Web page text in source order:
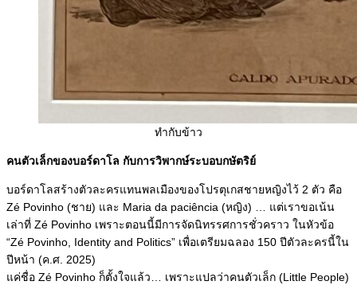
ทำกับข้าว
คนตัวเล็กของบอร์ดาโล กับการวิพากษ์ระบอบกษัตริย์
บอร์ดาโลสร้างตัวละครแทนพลเมืองของโปรตุเกสชายหญิงไว้ 2 ตัว คือ
Zé Povinho (ชาย) และ Maria da paciência (หญิง) … แต่เราขอเน้น
เล่าที่ Zé Povinho เพราะตอนนี้มีการจัดนิทรรศการชั่วคราว ในหัวข้อ
“Zé Povinho, Identity and Politics” เพื่อเตรียมฉลอง 150 ปีตัวละครนี้ใน
ปีหน้า (ค.ศ. 2025)
แค่ชื่อ Zé Povinho ก็ตั้งใจแล้ว… เพราะแปลว่าคนตัวเล็ก (Little People)